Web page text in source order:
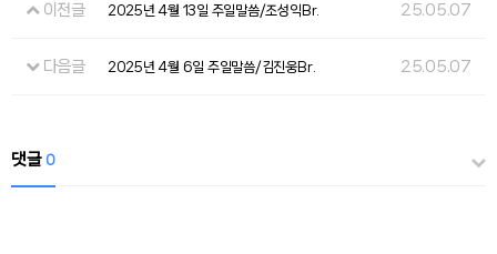
이전글 2025년 4월 13일 주일말씀/조성익Br. 25.05.07
다음글 2025년 4월 6일 주일말씀/김진웅Br. 25.05.07
댓글 0